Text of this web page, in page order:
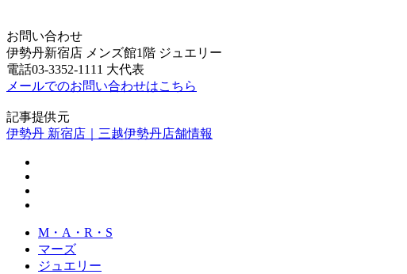
お問い合わせ
伊勢丹新宿店 メンズ館1階 ジュエリー
電話03-3352-1111 大代表
メールでのお問い合わせはこちら
記事提供元
伊勢丹 新宿店｜三越伊勢丹店舗情報
M・A・R・S
マーズ
ジュエリー